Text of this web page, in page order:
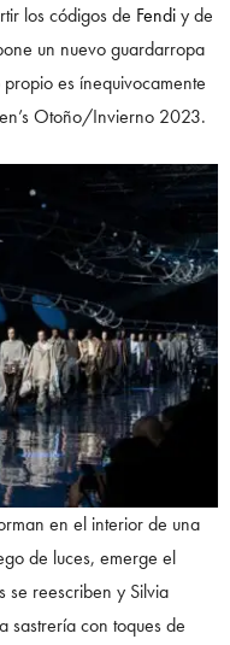
los códigos de Fendiy de
un nuevo guardarropa
es ínequivocamente
Otoño/Invierno 2023.
en el interior de una
de luces, emerge el
se reescriben y Silvia
sastrería con toques de